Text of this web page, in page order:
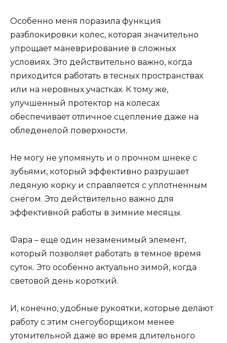
Особенно меня поразила функция
разблокировки колес, которая значительно
упрощает маневрирование в сложных
условиях. Это действительно важно, когда
приходится работать в тесных пространствах
или на неровных участках. К тому же,
улучшенный протектор на колесах
обеспечивает отличное сцепление даже на
обледенелой поверхности.
Не могу не упомянуть и о прочном шнеке с
зубьями, который эффективно разрушает
ледяную корку и справляется с уплотненным
снегом. Это действительно важно для
эффективной работы в зимние месяцы.
Фара – еще один незаменимый элемент,
который позволяет работать в темное время
суток. Это особенно актуально зимой, когда
световой день короткий.
И, конечно, удобные рукоятки, которые делают
работу с этим снегоуборщиком менее
утомительной даже во время длительного